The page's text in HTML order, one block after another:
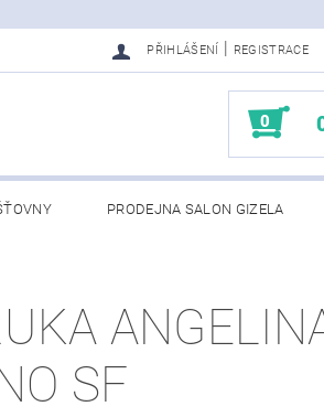
PŘIHLÁŠENÍ REGISTRACE
0
PRODEJNA SALON GIZELA
SF